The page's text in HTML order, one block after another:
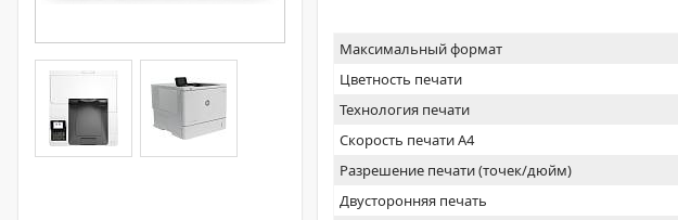
Максимальный формат
Цветность печати
Технология печати
Скорость печати А4
Разрешение печати (точек/дюйм)
Двусторонняя печать